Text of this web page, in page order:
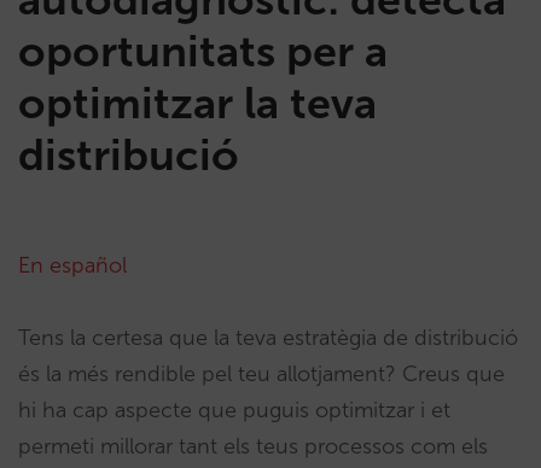
oportunitats per a
optimitzar la teva
distribució
En español
Tens la certesa que la teva estratègia de distribució
és la més rendible pel teu allotjament? Creus que
hi ha cap aspecte que puguis optimitzar i et
permeti millorar tant els teus processos com els